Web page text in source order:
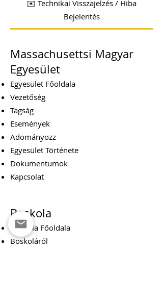
✉️ Technikai Visszajelzés / Hiba
Bejelentés
Massachusettsi Magyar
Egyesület
Egyesület Főoldala
Vezetőség
Tagság
Események
Adományozz
Egyesület Története
Dokumentumok
Kapcsolat
Boskola
Boskola Főoldala
Boskoláról